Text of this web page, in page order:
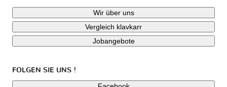
Wir über uns
Vergleich klavkarr
Jobangebote
FOLGEN SIE UNS !